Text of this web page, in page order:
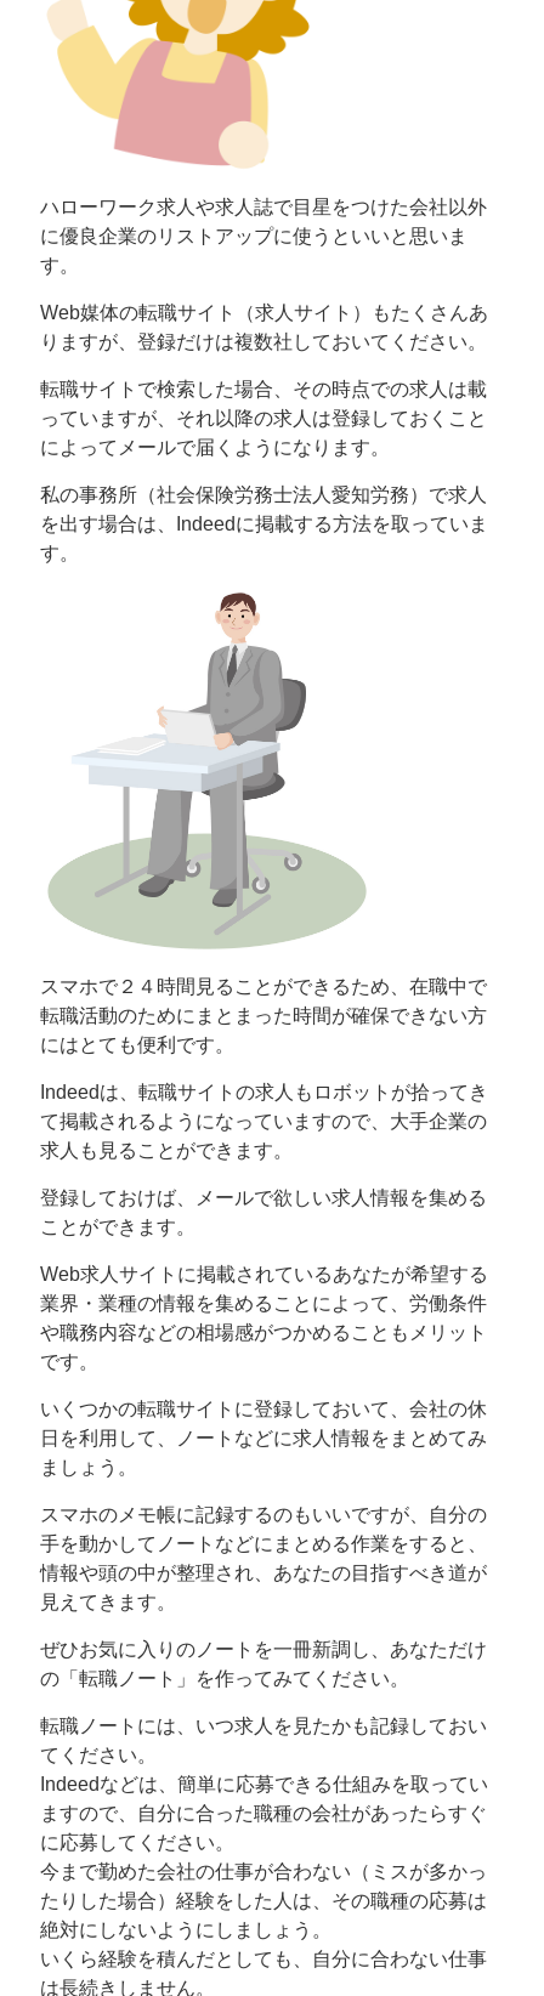
ハローワーク求人や求人誌で目星をつけた会社以外
に優良企業のリストアップに使うといいと思いま
す。
Web媒体の転職サイト（求人サイト）もたくさんあ
りますが、登録だけは複数社しておいてください。
転職サイトで検索した場合、その時点での求人は載
っていますが、それ以降の求人は登録しておくこと
によってメールで届くようになります。
私の事務所（社会保険労務士法人愛知労務）で求人
を出す場合は、Indeedに掲載する方法を取っていま
す。
スマホで２４時間見ることができるため、在職中で
転職活動のためにまとまった時間が確保できない方
にはとても便利です。
Indeedは、転職サイトの求人もロボットが拾ってき
て掲載されるようになっていますので、大手企業の
求人も見ることができます。
登録しておけば、メールで欲しい求人情報を集める
ことができます。
Web求人サイトに掲載されているあなたが希望する
業界・業種の情報を集めることによって、労働条件
や職務内容などの相場感がつかめることもメリット
です。
いくつかの転職サイトに登録しておいて、会社の休
日を利用して、ノートなどに求人情報をまとめてみ
ましょう。
スマホのメモ帳に記録するのもいいですが、自分の
手を動かしてノートなどにまとめる作業をすると、
情報や頭の中が整理され、あなたの目指すべき道が
見えてきます。
ぜひお気に入りのノートを一冊新調し、あなただけ
の「転職ノート」を作ってみてください。
転職ノートには、いつ求人を見たかも記録しておい
てください。
Indeedなどは、簡単に応募できる仕組みを取ってい
ますので、自分に合った職種の会社があったらすぐ
に応募してください。
今まで勤めた会社の仕事が合わない（ミスが多かっ
たりした場合）経験をした人は、その職種の応募は
絶対にしないようにしましょう。
いくら経験を積んだとしても、自分に合わない仕事
は長続きしません。